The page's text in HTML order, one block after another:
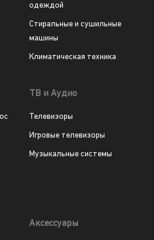
одеждой
Стиральные и сушильные
машины
Климатическая техника
ТВ и Аудио
Телевизоры
Игровые телевизоры
Музыкальные системы
Аксессуары